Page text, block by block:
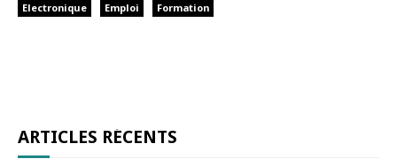
Electronique Emploi Formation
ARTICLES RÉCENTS